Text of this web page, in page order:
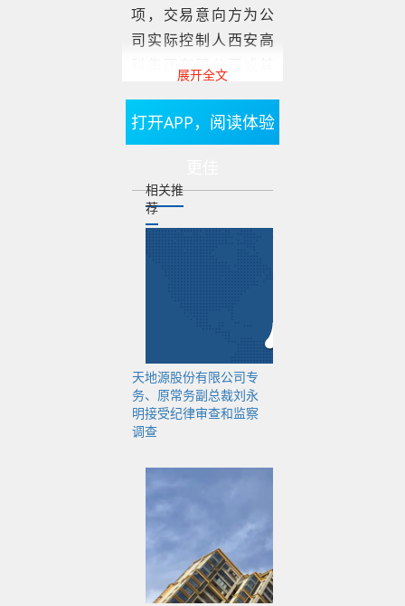
项，交易意向方为公
司实际控制人西安高
科集团有限公司或其
易预计构成关联交
易，尚处于前期筹划
议，是否构成重大资
产重组尚无法确定。
负债率，优化资产结
编辑：温红妹
标签：天地源
展开全文
打开APP，阅读体验
相关推
荐
天地源股份有限公司专
务、原常务副总裁刘永
明接受纪律审查和监察
调查